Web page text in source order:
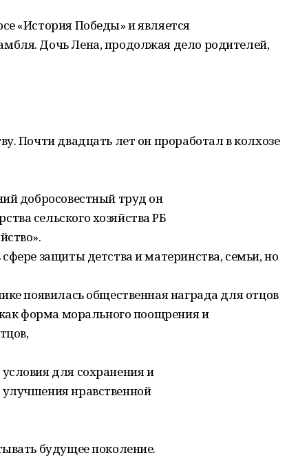
«История Победы» и является
Дочь Лена, продолжая дело родителей,
Почти двадцать лет он проработал в колхозе
добросовестный труд он
сельского хозяйства РБ
защиты детства и материнства, семьи, но
появилась общественная награда для отцов
как форма морального поощрения и
для сохранения и
нравственной
будущее поколение.